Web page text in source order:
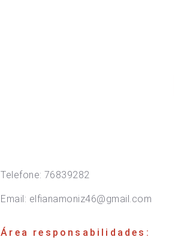
Telefone:76839282
Email: elfianamoniz46@gmail.com
Área responsabilidades: